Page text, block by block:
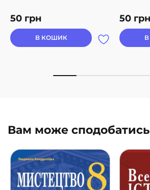
50 грн
В КОШИК
50 грн
Вам може сподобатись